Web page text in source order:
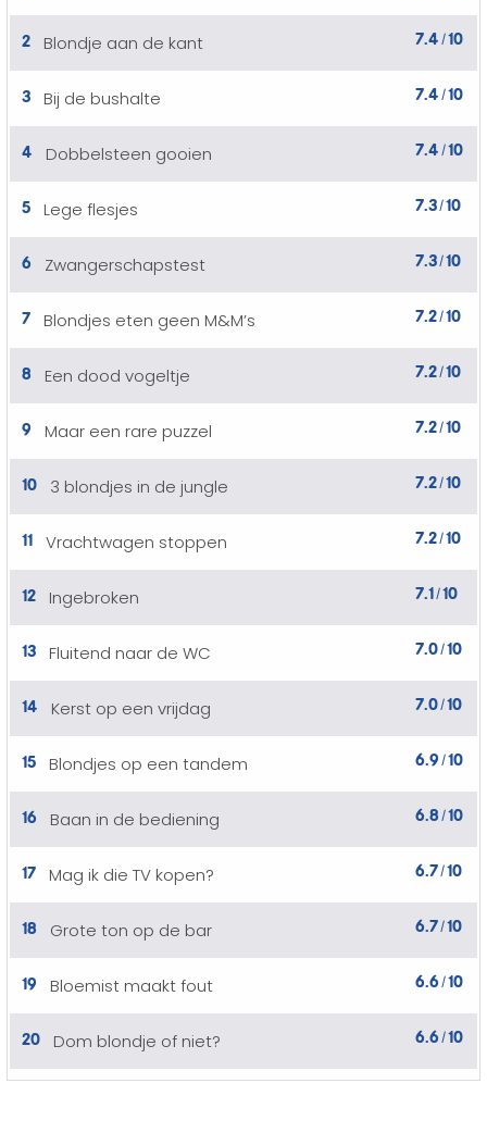
2 Blondje aan de kant 7.4 /10
3 Bij de bushalte 7.4 /10
4 Dobbelsteen gooien 7.4 /10
5 Lege flesjes 7.3/10
6 Zwangerschapstest 7.3/10
7 Blondjes eten geen M&M’s 7.2/10
8 Een dood vogeltje 7.2/10
9 Maar een rare puzzel 7.2/10
10 3 blondjes in de jungle 7.2/10
11 Vrachtwagen stoppen 7.2/10
12 Ingebroken 7.1/10
13 Fluitend naar de WC 7.0/10
14 Kerst op een vrijdag 7.0/10
15 Blondjes op een tandem 6.9 /10
16 Baan in de bediening 6.8 /10
17 Mag ik die TV kopen? 6.7/10
18 Grote ton op de bar 6.7/10
19 Bloemist maakt fout 6.6 /10
20 Dom blondje of niet? 6.6 /10